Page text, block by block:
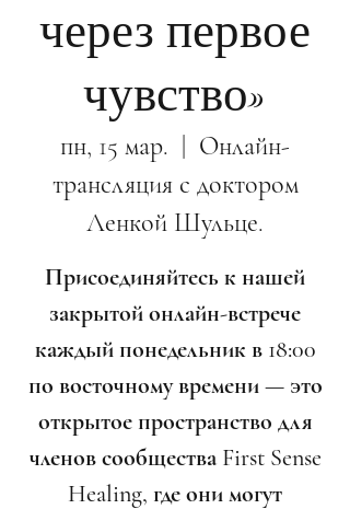
через первое
чувство»
пн, 15 мар.
Онлайн-
трансляция с доктором
Ленкой Шульце.
Присоединяйтесь к нашей
закрытой онлайн-встрече
каждый понедельник в 18:00
по восточному времени — это
открытое пространство для
членов сообщества First Sense
Healing, где они могут